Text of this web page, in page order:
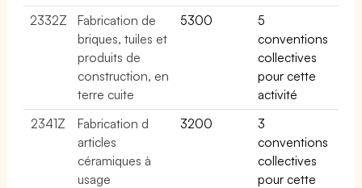
2332Z
Fabrication de
briques, tuiles et
produits de
construction, en
terre cuite
5300
5
conventions
collectives
pour cette
activité
2341Z
Fabrication d
articles
céramiques à
usage
3200
3
conventions
collectives
pour cette